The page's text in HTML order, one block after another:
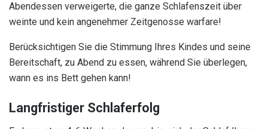
Abendessen verweigerte, die ganze Schlafenszeit über
weinte und kein angenehmer Zeitgenosse warfare!
Berücksichtigen Sie die Stimmung Ihres Kindes und seine
Bereitschaft, zu Abend zu essen, während Sie überlegen,
wann es ins Bett gehen kann!
Langfristiger Schlaferfolg